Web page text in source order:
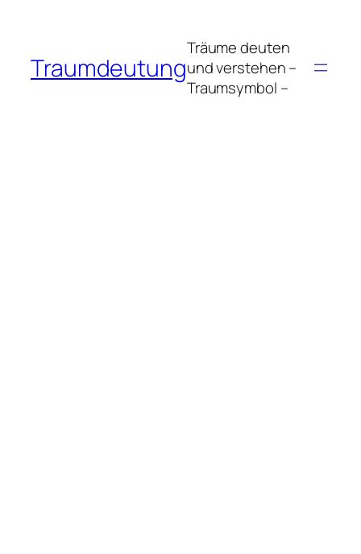
springen
Traumdeutung
Träume deuten
und verstehen –
Traumsymbol –